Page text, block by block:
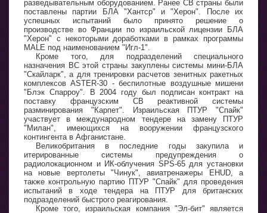
разведывательным оборудованием. Ранее СВ страны были
поставлены партии БЛА "Хантср" и "Херон". После их
успешных испытаний было принято решение о
производстве во Франции по израильской лицензии БЛА
"Херон" с некоторыми доработками в рамках программы
MALE под наименованием "Игл-1".
Кроме того, для подразделений специального
назначения ВС этой страны закуплены системы мини-БЛА
"Скайларк", а для тренировки расчетов зенитных ракетных
комплексов ASTER-30 - беспилотные воздушные мишени
"Блэк Спарроу". В 2004 году был подписан контракт на
поставку французским СВ реактивной системы
разминирования "Карпет". Израильская ПТУР "Спайк"
участвует в международном тендере на замену ПТУР
"Милан", имеющихся на вооружении французского
контингента в Афганистане.
Великобритания в последние годы закупила и
итерированные системы предупреждения о
радиолокационном и ИК-облучения SPS-65 для установки
на новые вертолеты "Чинук", авиатренажеры EHUD, а
также контрольную партию ПТУР "Спайк" для проведения
испытаний в ходе тендера на ПТУР для британских
подразделений быстрого реагирования.
Кроме того, израильская компания "Эл-бит" является